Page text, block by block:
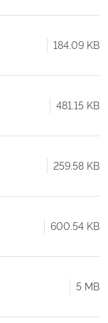
184.09 KB
481.15 KB
259.58 KB
600.54 KB
5 MB